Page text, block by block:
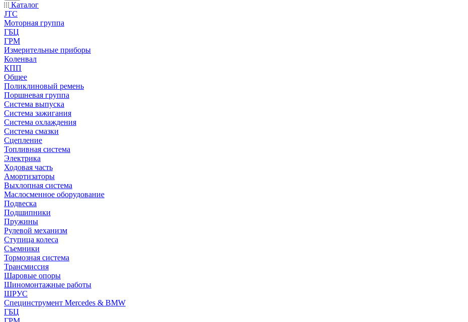
Каталог
JTC
Моторная группа
ГБЦ
ГРМ
Измерительные приборы
Коленвал
КПП
Общее
Поликлиновый ремень
Поршневая группа
Система выпуска
Система зажигания
Система охлаждения
Система смазки
Сцепление
Топливная система
Электрика
Ходовая часть
Амортизаторы
Выхлопная система
Маслосменное оборудование
Подвеска
Подшипники
Пружины
Рулевой механизм
Ступица колеса
Съемники
Тормозная система
Трансмиссия
Шаровые опоры
Шиномонтажные работы
ШРУС
Специнструмент Mercedes & BMW
ГБЦ